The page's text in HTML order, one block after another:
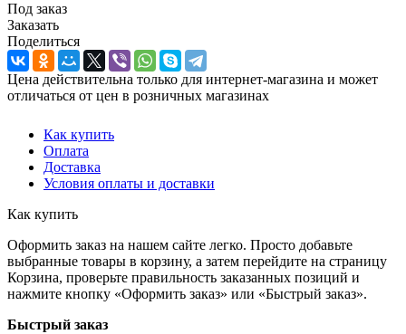
Под заказ
Заказать
Поделиться
Цена действительна только для интернет-магазина и может
отличаться от цен в розничных магазинах
Как купить
Оплата
Доставка
Условия оплаты и доставки
Как купить
Оформить заказ на нашем сайте легко. Просто добавьте
выбранные товары в корзину, а затем перейдите на страницу
Корзина, проверьте правильность заказанных позиций и
нажмите кнопку «Оформить заказ» или «Быстрый заказ».
Быстрый заказ